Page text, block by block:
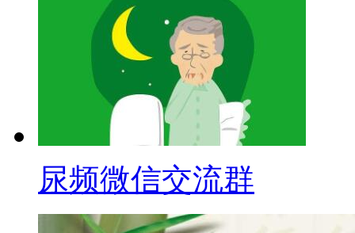
尿频微信交流群